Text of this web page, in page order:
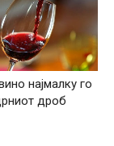
најмалку го
дроб